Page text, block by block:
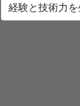
経験と技術力を